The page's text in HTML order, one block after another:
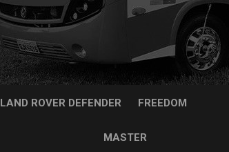
LAND ROVER DEFENDER FREEDOM
MASTER